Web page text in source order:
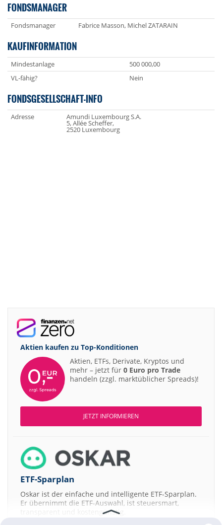
FONDSMANAGER
Fondsmanager Fabrice Masson, Michel ZATARAIN
KAUFINFORMATION
Mindestanlage
500 000,00
VL-fähig?
Nein
FONDSGESELLSCHAFT-INFO
Adresse Amundi Luxembourg S.A.
5, Allée Scheffer,
2520 Luxembourg
Aktien kaufen zu Top-Konditionen
Aktien, ETFs, Derivate, Kryptos und
mehr – jetzt für 0 Euro pro Trade
handeln (zzgl. marktüblicher Spreads)!
JETZT INFORMIEREN
ETF-Sparplan
Oskar ist der einfache und intelligente ETF-Sparplan.
Er übernimmt die ETF-Auswahl, ist steuersmart,
transparent und kostengünstig.